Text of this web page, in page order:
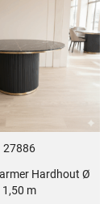
27886
Hardhout Ø
1,50 m